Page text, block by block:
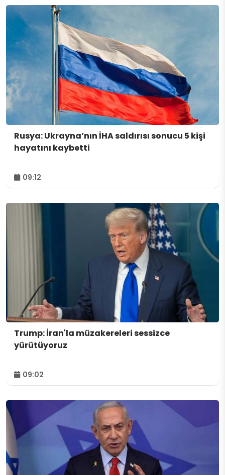
Rusya: Ukrayna’nın İHA saldırısı sonucu 5 kişi
hayatını kaybetti
09:12
Trump: İran'la müzakereleri sessizce
yürütüyoruz
09:02